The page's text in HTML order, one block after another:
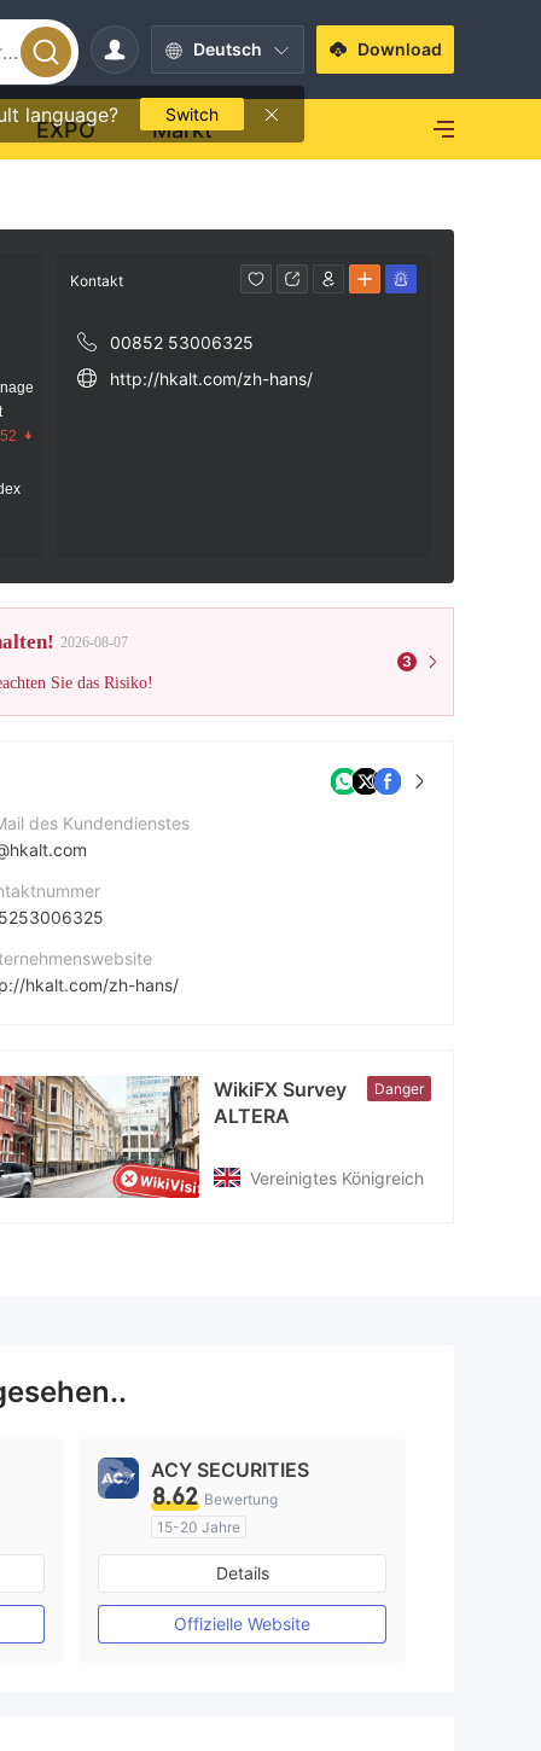
Deutsch
language? Switch
Download
EXPO Markt
Kontakt
00852 53006325
http://hkalt.com/zh-hans/
2026-08-07
Sie das Risiko!
3
des Kundendienstes
hkalt.com/zh-hans/
WikiFX Survey
ALTERA
Danger
Vereinigtes Königreich
ACY SECURITIES
8.62 Bewertung
15-20 Jahre
AustralienRegulierung
Market Making (MM)
MT4-Volllizenz
Details
Offizielle Website